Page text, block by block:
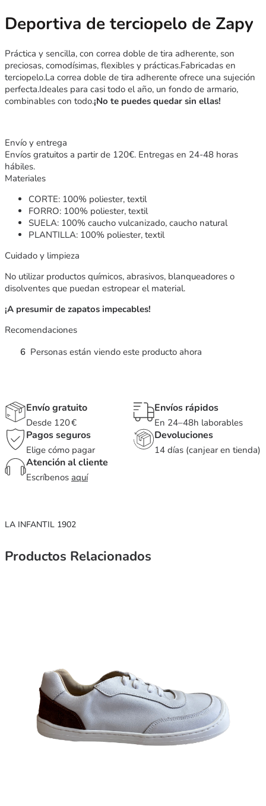
Deportiva de terciopelo de Zapy
Práctica y sencilla, con correa doble de tira adherente, son
preciosas, comodísimas, flexibles y prácticas.Fabricadas en
terciopelo.La correa doble de tira adherente ofrece una sujeción
perfecta.Ideales para casi todo el año, un fondo de armario,
combinables con todo.¡No te puedes quedar sin ellas!
Envío y entrega
Envíos gratuitos a partir de 120€. Entregas en 24-48 horas
hábiles.
Materiales
CORTE: 100% poliester, textil
FORRO: 100% poliester, textil
SUELA: 100% caucho vulcanizado, caucho natural
PLANTILLA: 100% poliester, textil
Cuidado y limpieza
No utilizar productos químicos, abrasivos, blanqueadores o
disolventes que puedan estropear el material.
¡A presumir de zapatos impecables!
Recomendaciones
6 Personas están viendo este producto ahora
Envío gratuito
Desde 120 €
Envíos rápidos
En 24–48h laborables
Pagos seguros
Elige cómo pagar
Devoluciones
14 días (canjear en tienda)
Atención al cliente
Escríbenos aquí
LA INFANTIL 1902
Productos Relacionados